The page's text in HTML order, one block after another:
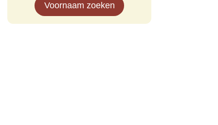
Voornaam zoeken